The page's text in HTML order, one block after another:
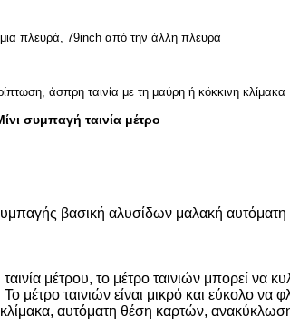
πλευρά, 79inch από την άλλη πλευρά
άσπρη ταινία με τη μαύρη ή κόκκινη κλίμακα
συμπαγή ταινία μέτρο
βασική αλυσίδων μαλακή
ταινία μέτρου, το μέτρο ταινιών μπορεί
μέτρο ταινιών είναι μικρό και εύκολο
αυτόματη θέση καρτών,